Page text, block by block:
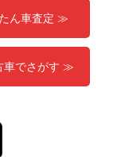
ん車査定 ≫
車でさがす ≫